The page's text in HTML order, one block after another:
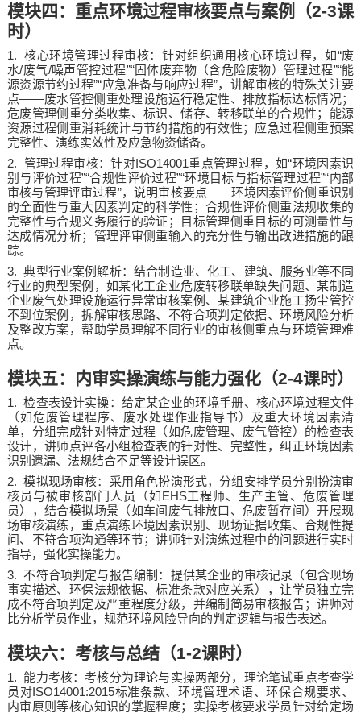
模块四：重点环境过程审核要点与案例（2-3课
时）
1.核心环境管理过程审核：针对组织通用核心环境过程，如“废
水/废气/噪声管控过程”“固体废弃物（含危险废物）管理过程”“能
源资源节约过程”“应急准备与响应过程”，讲解审核的特殊关注要
点——废水管控侧重处理设施运行稳定性、排放指标达标情况；
危废管理侧重分类收集、标识、储存、转移联单的合规性；能源
资源过程侧重消耗统计与节约措施的有效性；应急过程侧重预案
完整性、演练实效性及应急物资储备。
2. 管理过程审核：针对ISO14001重点管理过程，如“环境因素识
别与评价过程”“合规性评价过程”“环境目标与指标管理过程”“内部
审核与管理评审过程”，说明审核要点——环境因素评价侧重识别
的全面性与重大因素判定的科学性；合规性评价侧重法规收集的
完整性与合规义务履行的验证；目标管理侧重目标的可测量性与
达成情况分析；管理评审侧重输入的充分性与输出改进措施的跟
踪。
3.典型行业案例解析：结合制造业、化工、建筑、服务业等不同
行业的典型案例，如某化工企业危废转移联单缺失问题、某制造
企业废气处理设施运行异常审核案例、某建筑企业施工扬尘管控
不到位案例，拆解审核思路、不符合项判定依据、环境风险分析
及整改方案，帮助学员理解不同行业的审核侧重点与环境管理难
点。
模块五：内审实操演练与能力强化（2-4课时）
1.检查表设计实操：给定某企业的环境手册、核心环境过程文件
（如危废管理程序、废水处理作业指导书）及重大环境因素清
单，分组完成针对特定过程（如危废管理、废气管控）的检查表
设计，讲师点评各小组检查表的针对性、完整性，纠正环境因素
识别遗漏、法规结合不足等设计误区。
2.模拟现场审核：采用角色扮演形式，分组安排学员分别扮演审
核员与被审核部门人员（如EHS工程师、生产主管、危废管理
员），结合模拟场景（如车间废气排放口、危废暂存间）开展现
场审核演练，重点演练环境因素识别、现场证据收集、合规性提
问、不符合项沟通等环节；讲师针对演练过程中的问题进行实时
指导，强化实操能力。
3.不符合项判定与报告编制：提供某企业的审核记录（包含现场
事实描述、环保法规依据、标准条款对应关系），让学员独立完
成不符合项判定及严重程度分级，并编制简易审核报告；讲师对
比分析学员作业，规范环境风险导向的判定逻辑与报告表述。
模块六：考核与总结（1-2课时）
1. 能力考核：考核分为理论与实操两部分，理论笔试重点考查学
员对ISO14001:2015标准条款、环境管理术语、环保合规要求、
内审原则等核心知识的掌握程度；实操考核要求学员针对给定场